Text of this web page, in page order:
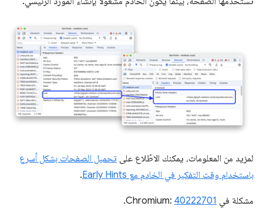
لمزيد من المعلومات، يمكنك الاطّلاع على تحميل الصفحات بشكل أسرع
باستخدام وقت التفكير في الخادم مع Early Hints
.
مشكلة في Chromium: 40222701
.